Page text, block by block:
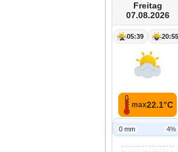
Freitag
07.08.2026
05:39 20:55
max22.1°C
0 mm 4%